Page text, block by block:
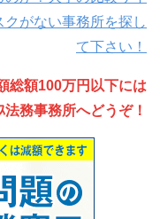
クがない事務所を探し
て下さい！
総額100万円以下には
務事務所へどうぞ！